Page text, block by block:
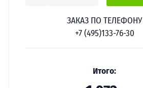
ЗАКАЗ ПО ТЕЛЕФОНУ
+7 (495)133-76-30
Итого: